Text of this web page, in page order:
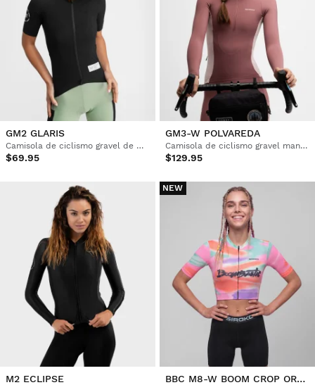
GM2 GLARIS
Camisola de ciclismo gravel de manga curta para mulher
$69.95
GM3-W POLVAREDA
Camisola de ciclismo gravel manga comprida mulher
$129.95
M2 ECLIPSE
NEW
BBC M8-W BOOM CROP ORANGE